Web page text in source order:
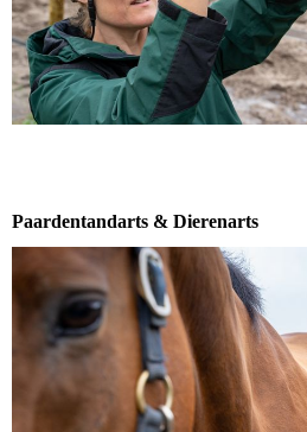
Paardentandarts & Dierenarts